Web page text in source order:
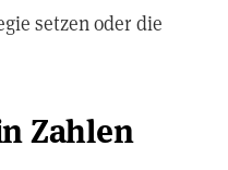
setzen oder die
Zahlen